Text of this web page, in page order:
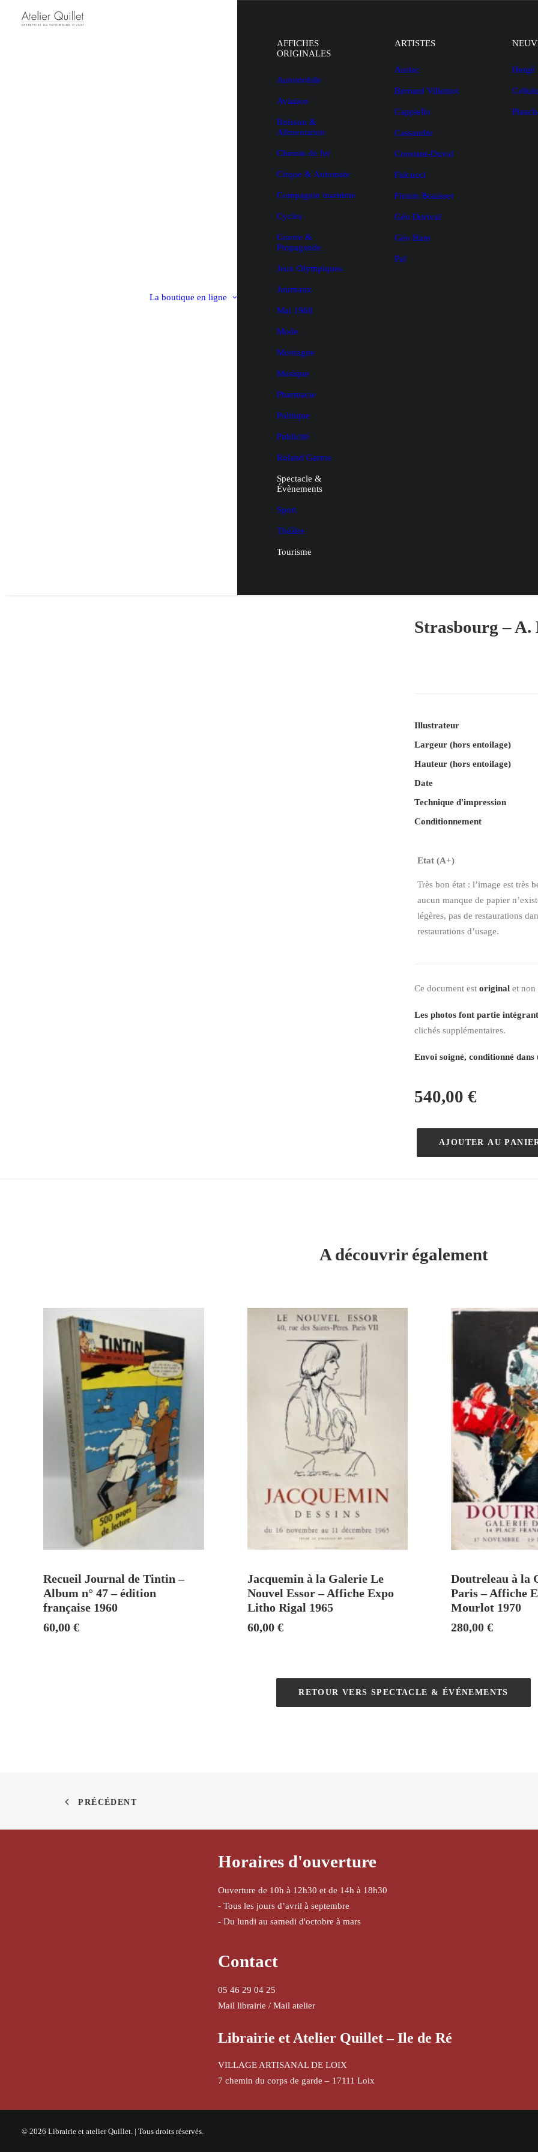
La boutique en ligne
AFFICHES
ORIGINALES
Automobile
Aviation
Boisson &
Alimentation
Chemin de fer
Cirque & Automate
Compagnie maritime
Cycles
Guerre &
Propagande
Jeux Olympiques
Journaux
Mai 1968
Mode
Montagne
Musique
Pharmacie
Politique
Publicité
Roland Garros
Spectacle &
Évènements
Sport
Théâtre
Tourisme
ARTISTES
Auriac
Bernard Villemot
Cappiello
Cassandre
Constant-Duval
Falcucci
Firmin Bouisset
Géo Dorival
Géo Ham
Pal
Hergé
Strasbourg – A.
Illustrateur
Largeur (hors entoilage)
Hauteur (hors entoilage)
Date
Technique d'impression
Conditionnement
Etat (A+)
Très bon état : l’image est très
aucun manque de papier
légères, pas de restaurations
restaurations d’usage.
Ce document est original et non
Les photos font partie
clichés supplémentaires.
Envoi soigné, conditionné
540,00 €
1923
AJOUTER AU
A découvrir également
Recueil Journal de Tintin –
Album n° 47 – édition
française 1960
60,00 €
Jacquemin à la Galerie Le
Nouvel Essor – Affiche Expo
Litho Rigal 1965
60,00 €
Doutreleau à la
Paris – Affiche
Mourlot 1970
280,00€
RETOUR VERS SPECTACLE & ÉVÉNEMENTS
PRÉCÉDENT
Horaires d'ouverture
Ouverture de 10h à 12h30 et de 14h à 18h30
- Tous les jours d’avril à septembre
- Du lundi au samedi d'octobre à mars
Contact
05 46 29 04 25
Mail librairie / Mail atelier
Librairie et Atelier Quillet – Ile de Ré
VILLAGE ARTISANAL DE LOIX
7 chemin du corps de garde – 17111 Loix
© 2026 Librairie et atelier Quillet. | Tous droits réservés.